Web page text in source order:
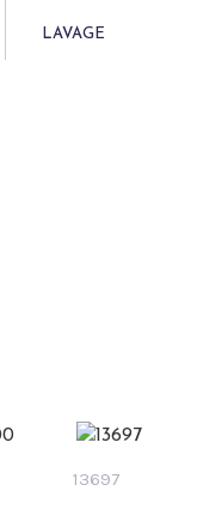
LAVAGE
13697